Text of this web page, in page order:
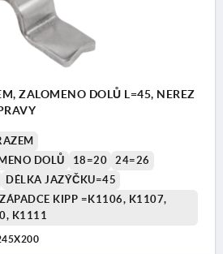
ZALOMENO DOLŮ L=45, NEREZ
DOLŮ
18=20
24=26
DÉLKA JAZÝČKU=45
KIPP =K1106, K1107,
K1111